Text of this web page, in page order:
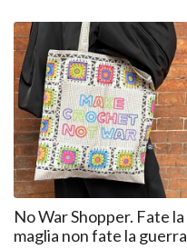
No War Shopper. Fate la
maglia non fate la guerra